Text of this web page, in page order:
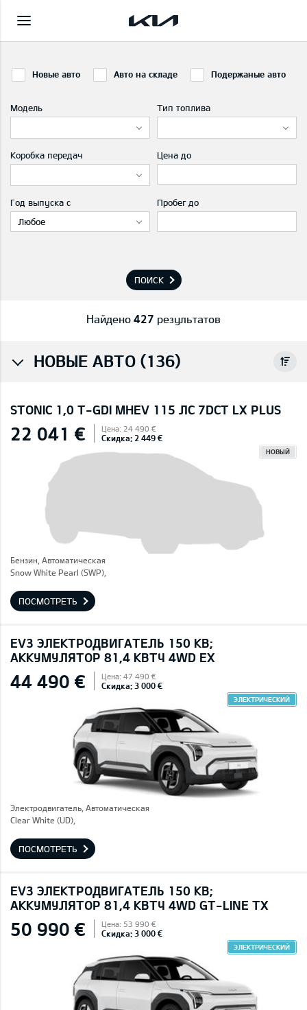
Новые авто Авто на складе Подержаные авто
Модель Тип топлива
Коробка передач Цена до
Год выпуска с
Любое
Пробег до
ПОИСК
Найдено 427 результатов
НОВЫЕ АВТО (136)
STONIC 1,0 T-GDI MHEV 115 ЛС 7DCT LX PLUS
22 041 € Цена: 24 490 €
Скидка: 2 449 €
НОВЫЙ
Бензин, Автоматическая
Snow White Pearl (SWP),
ПОСМОТРЕТЬ
EV3 ЭЛЕКТРОДВИГАТЕЛЬ 150 КВ;
AККУМУЛЯТОР 81,4 КВТЧ 4WD EX
44 490 € Цена: 47 490 €
Скидка: 3 000 €
ЭЛЕКТРИЧЕСКИЙ
Электродвигатель, Автоматическая
Clear White (UD),
ПОСМОТРЕТЬ
EV3 ЭЛЕКТРОДВИГАТЕЛЬ 150 КВ;
AККУМУЛЯТОР 81,4 КВТЧ 4WD GT-LINE TX
50 990 € Цена: 53 990 €
Скидка: 3 000 €
ЭЛЕКТРИЧЕСКИЙ